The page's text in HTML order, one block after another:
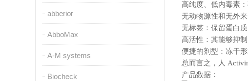
abberior
AbboMax
A-M systems
Biocheck
高纯度、低内毒素
无动物源性和无外
无标签：保留蛋白
高活性：其能够抑制
便捷的剂型：冻干
总而言之，人
产品数据：